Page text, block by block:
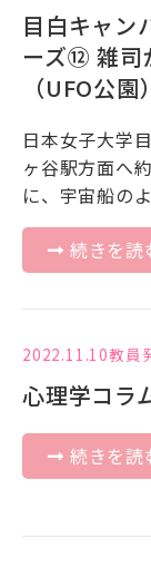
目白キャン
ーズ⑫ 雑司
（UFO公園）
日本女子大学
ヶ谷駅方面へ
に、宇宙船の
続きを読
2022.11.10教員
心理学コラ
続きを読